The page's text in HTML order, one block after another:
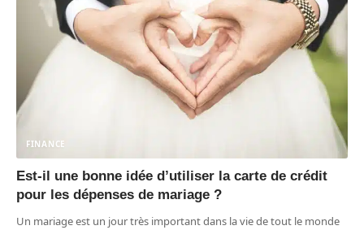
FINANCE
Est-il une bonne idée d’utiliser la carte de crédit
pour les dépenses de mariage ?
Un mariage est un jour très important dans la vie de tout le monde